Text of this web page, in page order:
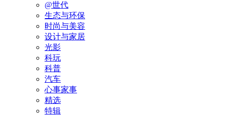
@世代
生态与环保
时尚与美容
设计与家居
光影
科玩
科普
汽车
心事家事
精选
特辑